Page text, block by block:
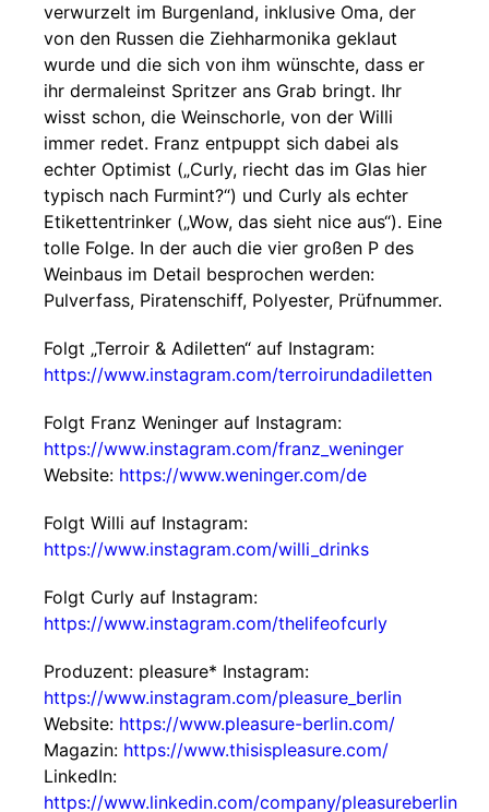
verwurzelt im Burgenland, inklusive Oma, der
von den Russen die Ziehharmonika geklaut
wurde und die sich von ihm wünschte, dass er
ihr dermaleinst Spritzer ans Grab bringt. Ihr
wisst schon, die Weinschorle, von der Willi
immer redet. Franz entpuppt sich dabei als
echter Optimist („Curly, riecht das im Glas hier
typisch nach Furmint?“) und Curly als echter
Etikettentrinker („Wow, das sieht nice aus“). Eine
tolle Folge. In der auch die vier großen P des
Weinbaus im Detail besprochen werden:
Pulverfass, Piratenschiff, Polyester, Prüfnummer.
Folgt „Terroir & Adiletten“ auf Instagram:
https://www.instagram.com/terroirundadiletten
Folgt Franz Weninger auf Instagram:
https://www.instagram.com/franz_weninger
Website: https://www.weninger.com/de
Folgt Willi auf Instagram:
https://www.instagram.com/willi_drinks
Folgt Curly auf Instagram:
https://www.instagram.com/thelifeofcurly
Produzent: pleasure* Instagram:
https://www.instagram.com/pleasure_berlin
Website: https://www.pleasure-berlin.com/
Magazin: https://www.thisispleasure.com/
LinkedIn:
https://www.linkedin.com/company/pleasureberlin